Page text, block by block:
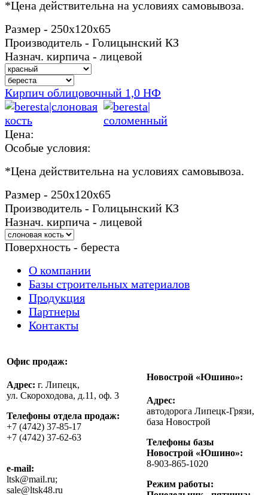
*Цена действительна на условиях самовывоза.
Размер - 250х120х65
Производитель - Голицынский КЗ
Назнач. кирпича - лицевой
Кирпич облицовочный 1,0 НФ
Цена:
Особые условия:
*Цена действительна на условиях самовывоза.
Размер - 250х120х65
Производитель - Голицынский КЗ
Назнач. кирпича - лицевой
Поверхность - береста
О компании
Базы строительных материалов
Продукция
Партнеры
Контакты
Офис продаж:
Адрес: г. Липецк,
ул. Скороходова, д.11, оф. 3
Телефоны отдела продаж:
+7 (4742) 37-85-17
+7 (4742) 37-62-63
e-mail:
ltsk@mail.ru;
sale@ltsk48.ru
Новострой «Юшино»:
Адрес:
автодорога Липецк-Грязи,
база Новострой
Телефоны базы
Новострой «Юшино»:
8-903-865-1020
Режим работы: